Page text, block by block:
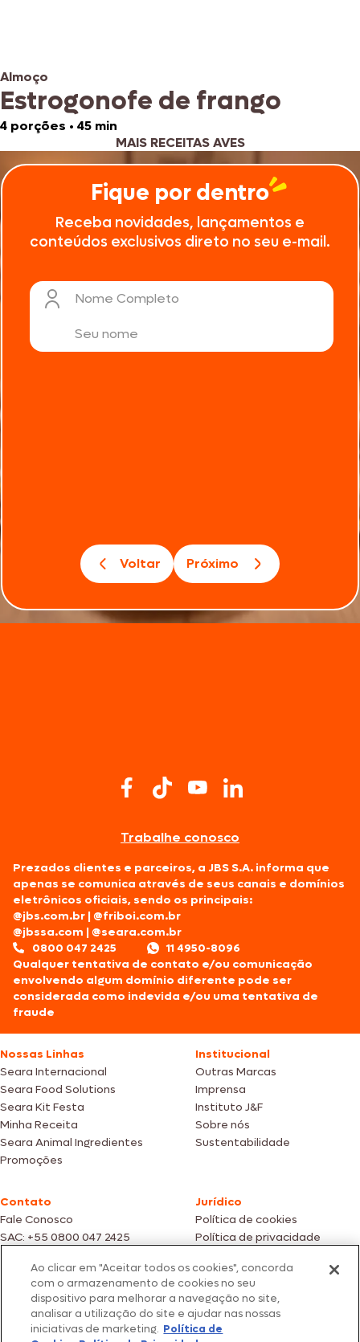
Almoço
Estrogonofe de frango
4 porções • 45 min
MAIS RECEITAS AVES
Fique por dentro
Receba novidades, lançamentos e
conteúdos exclusivos direto no seu e-mail.
Nome Completo
Voltar Próximo
Trabalhe conosco
Prezados clientes e parceiros, a JBS S.A. informa que
apenas se comunica através de seus canais e domínios
eletrônicos oficiais, sendo os principais:
@jbs.com.br |@friboi.com.br
@jbssa.com |@seara.com.br
0800 047 2425
11 4950-8096
Qualquer tentativa de contato e/ou comunicação
envolvendo algum domínio diferente pode ser
considerada como indevida e/ou uma tentativa de
fraude
Nossas Linhas
Seara Internacional
Seara Food Solutions
Seara Kit Festa
Minha Receita
Seara Animal Ingredientes
Promoções
Institucional
Outras Marcas
Imprensa
Instituto J&F
Sobre nós
Sustentabilidade
Contato
Fale Conosco
SAC: +55 0800 047 2425
Jurídico
Política de cookies
Política de privacidade
Fotos meramente ilustrativas | Ofertas válidas enquanto durarem os
estoques dos nossos parceiros | Vendas sujeitas a análise e confirmação
de dados.
Os preços, promoções e condições de pagamento são válidos
exclusivamente para compras efetuadas em nossos parceiros.
Ao clicar em "Aceitar todos os cookies", concorda
com o armazenamento de cookies no seu
dispositivo para melhorar a navegação no site,
analisar a utilização do site e ajudar nas nossas
iniciativas de marketing. Política de